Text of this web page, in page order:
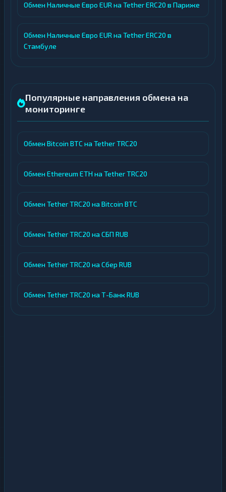
Обмен Наличные Евро EUR на Tether ERC20 в Париже
Обмен Наличные Евро EUR на Tether ERC20 в
Стамбуле
Популярные направления обмена на
мониторинге
Обмен Bitcoin BTC на Tether TRC20
Обмен Ethereum ETH на Tether TRC20
Обмен Tether TRC20 на Bitcoin BTC
Обмен Tether TRC20 на СБП RUB
Обмен Tether TRC20 на Сбер RUB
Обмен Tether TRC20 на Т-Банк RUB